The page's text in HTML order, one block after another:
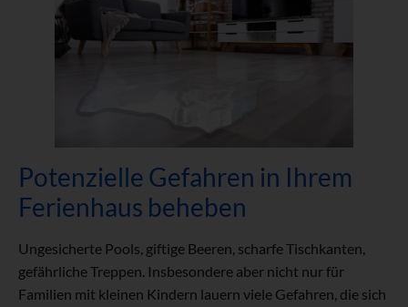
Potenzielle Gefahren in Ihrem
Ferienhaus beheben
Ungesicherte Pools, giftige Beeren, scharfe Tischkanten,
gefährliche Treppen. Insbesondere aber nicht nur für
Familien mit kleinen Kindern lauern viele Gefahren, die sich